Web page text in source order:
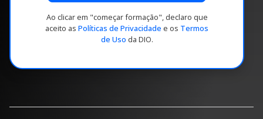
Ao clicar em "começar formação", declaro que
aceito as Políticas de Privacidade e os Termos
de Uso da DIO.